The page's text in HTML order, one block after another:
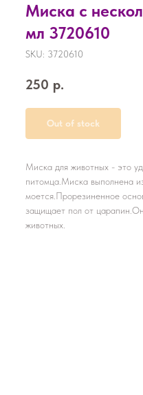
Миска с
мл 3720610
SKU: 3720610
250 р.
Out of stock
Миска для животных - это
питомца.Миска выполнена
моется.Прорезиненное
защищает пол от
животных.